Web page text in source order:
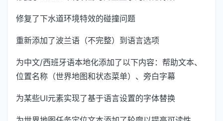
修复了下水道环境特效的碰撞问题
重新添加了波兰语（不完整）到语言选项
为中文/西班牙语本地化添加了以下内容：帮助文本、
位置名称（世界地图和状态菜单）、旁白字幕
为某些UI元素实现了基于语言设置的字体替换